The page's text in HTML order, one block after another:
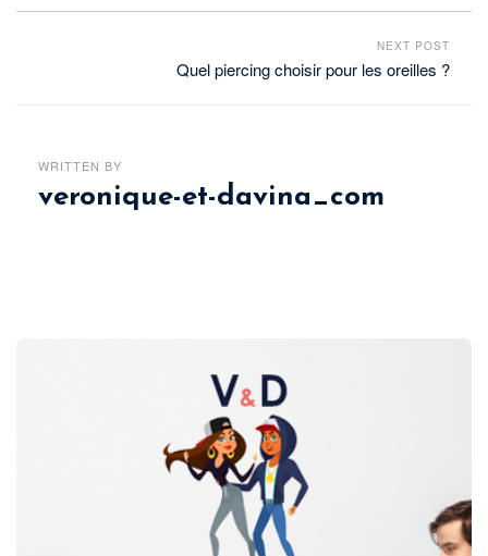
NEXT POST
Quel piercing choisir pour les oreilles ?
WRITTEN BY
veronique-et-davina_com